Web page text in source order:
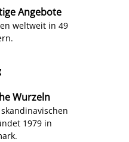
Angebote
weltweit in 49
Wurzeln
1979 in